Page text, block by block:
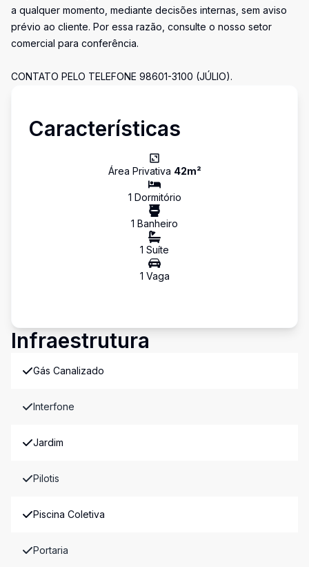
a qualquer momento, mediante decisões internas, sem aviso
prévio ao cliente. Por essa razão, consulte o nosso setor
comercial para conferência.
CONTATO PELO TELEFONE 98601-3100 (JÚLIO).
Características
Área Privativa 42m²
1 Dormitório
1 Banheiro
1 Suíte
1 Vaga
Infraestrutura
Gás Canalizado
Interfone
Jardim
Pilotis
Piscina Coletiva
Portaria